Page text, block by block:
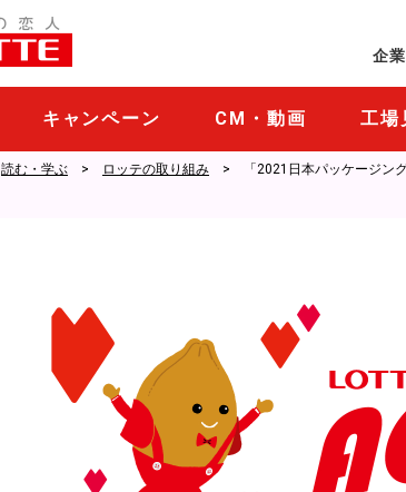
企
キャンペーン CM・動画 工場
読む・学ぶ ロッテの取り組み 「2021日本パッケージ